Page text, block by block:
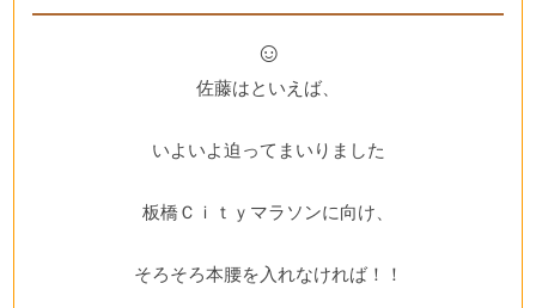
☺
佐藤はといえば、
いよいよ迫ってまいりました
板橋Ｃｉｔｙマラソンに向け、
そろそろ本腰を入れなければ！！